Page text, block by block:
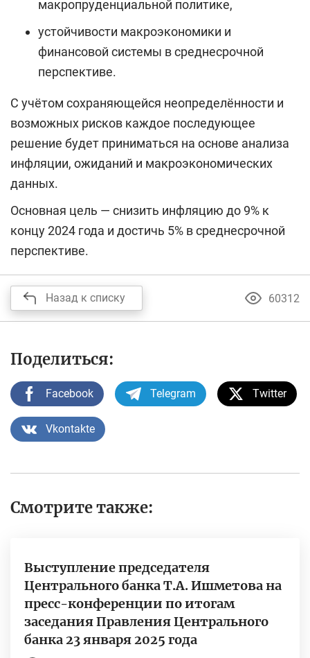
макропруденциальной политике,
устойчивости макроэкономики и
финансовой системы в среднесрочной
перспективе.
С учётом сохраняющейся неопределённости и
возможных рисков каждое последующее
решение будет приниматься на основе анализа
инфляции, ожиданий и макроэкономических
данных.
Основная цель — снизить инфляцию до 9% к
концу 2024 года и достичь 5% в среднесрочной
перспективе.
Назад к списку 60312
Поделиться:
Facebook Telegram Twitter
Vkontakte
Смотрите также:
Выступление председателя
Центрального банка Т.А. Ишметова на
пресс-конференции по итогам
заседания Правления Центрального
банка 23 января 2025 года